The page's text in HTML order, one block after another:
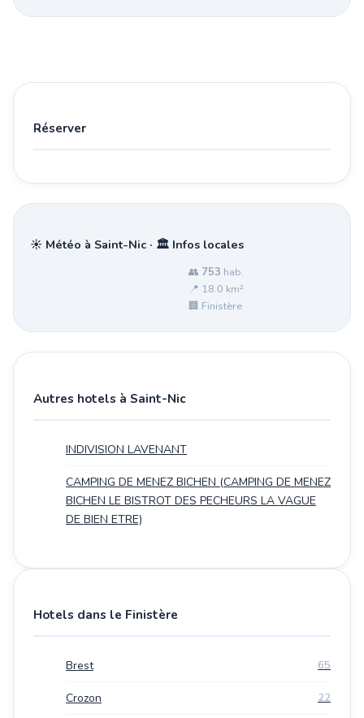
Réserver
☀️ Météo à Saint-Nic · 🏛️ Infos locales
👥 753 hab.
📍 18.0 km²
🏢 Finistère
Autres hotels à Saint-Nic
INDIVISION LAVENANT
CAMPING DE MENEZ BICHEN (CAMPING DE MENEZ
BICHEN LE BISTROT DES PECHEURS LA VAGUE
DE BIEN ETRE)
Hotels dans le Finistère
Brest 65
Crozon 22